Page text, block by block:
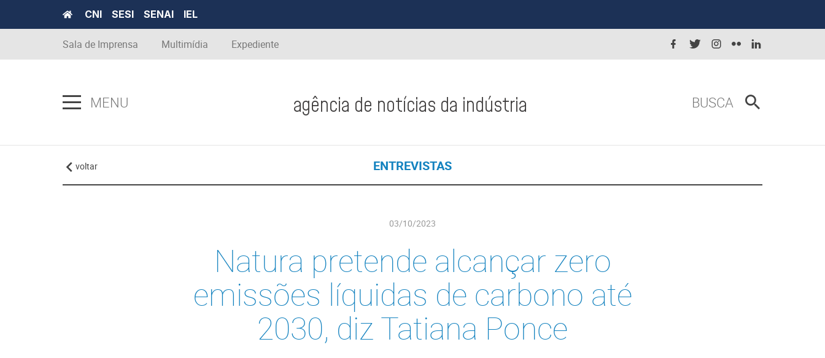
CNI SESI SENAI IEL
Sala de Imprensa Multimídia Expediente
MENU agência de notícias da indústria BUSCA
voltar ENTREVISTAS
03/10/2023
Natura pretende alcançar zero
emissões líquidas de carbono até
2030, diz Tatiana Ponce